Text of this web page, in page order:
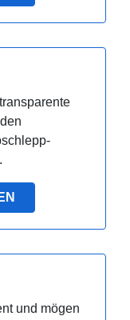
und mögen